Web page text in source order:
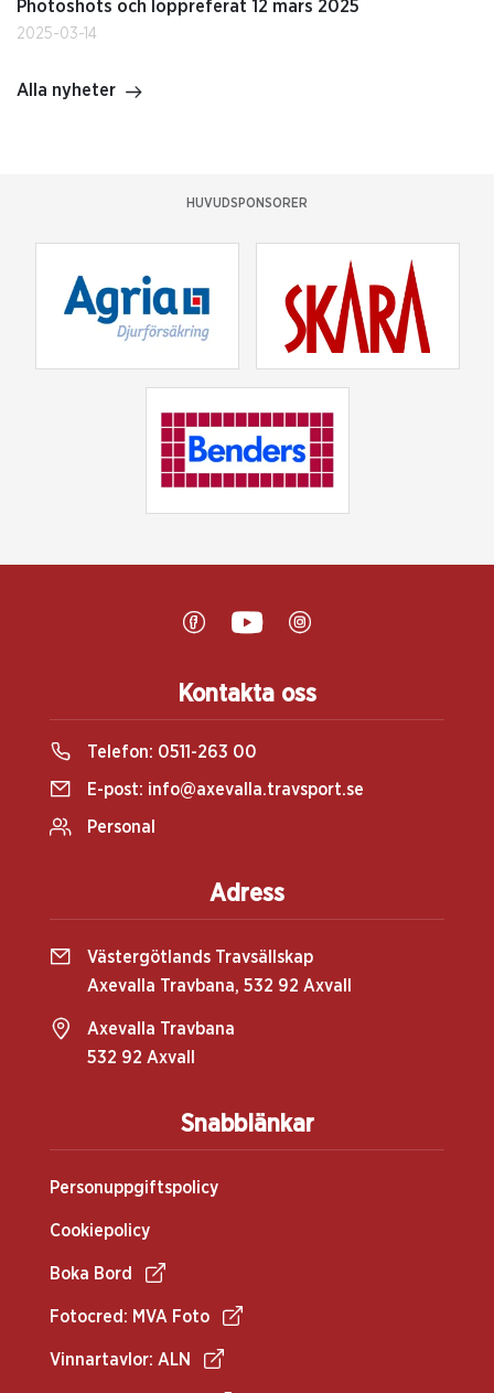
Photoshots och loppreferat 12 mars 2025
2025-03-14
Alla nyheter
HUVUDSPONSORER
Snabblänkar
Personuppgiftspolicy
Cookiepolicy
Boka Bord
Fotocred: MVA Foto
Vinnartavlor: ALN
Kontakta oss
Telefon: 0511-263 00
E-post: info@axevalla.travsport.se
Personal
Adress
Västergötlands Travsällskap
Axevalla Travbana, 532 92 Axvall
Axevalla Travbana
532 92 Axvall